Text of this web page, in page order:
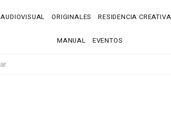
AUDIOVISUAL ORIGINALES RESIDENCIA CREATIVA
MANUAL EVENTOS